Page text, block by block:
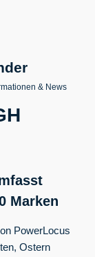
& News
Marken
PowerLocus
Ostern